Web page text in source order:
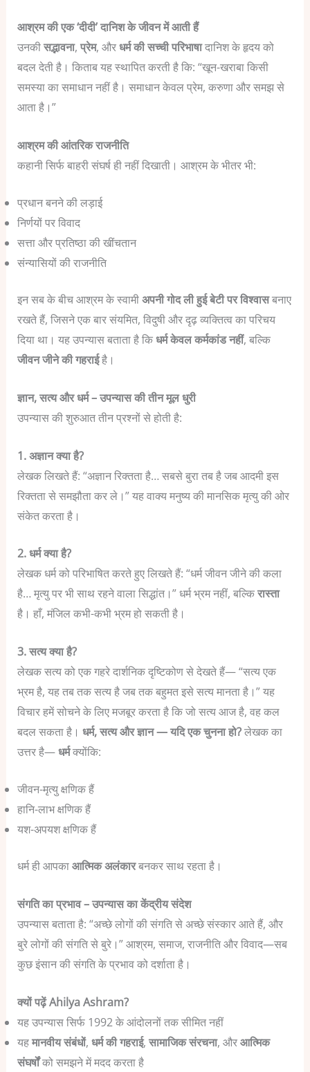
आश्रम की एक ‘दीदी’ दानिश के जीवन में आती हैं
उनकीसद्भावना, प्रेम, औरधर्म की सच्ची परिभाषादानिश के हृदय को
बदल देती है। किताब यह स्थापित करती है कि: “खून-खराबा किसी
समस्या का समाधान नहीं है। समाधान केवल प्रेम, करुणा और समझ से
आता है।”
आश्रम की आंतरिक राजनीति
कहानी सिर्फ बाहरी संघर्ष ही नहीं दिखाती। आश्रम के भीतर भी:
प्रधान बनने की लड़ाई
निर्णयों पर विवाद
सत्ता और प्रतिष्ठा की खींचतान
संन्यासियों की राजनीति
इन सब के बीच आश्रम के स्वामीअपनी गोद ली हुई बेटी पर विश्वासबनाए
रखते हैं, जिसने एक बार संयमित, विदुषी और दृढ़ व्यक्तित्व का परिचय
दिया था। यह उपन्यास बताता है किधर्म केवल कर्मकांड नहीं, बल्कि
जीवन जीने की गहराईहै।
ज्ञान, सत्य और धर्म – उपन्यास की तीन मूल धुरी
उपन्यास की शुरुआत तीन प्रश्नों से होती है:
1. अज्ञान क्या है?
लेखक लिखते हैं: “अज्ञान रिक्तता है… सबसे बुरा तब है जब आदमी इस
रिक्तता से समझौता कर ले।”यह वाक्य मनुष्य की मानसिक मृत्यु की ओर
संकेत करता है।
2. धर्म क्या है?
लेखक धर्म को परिभाषित करते हुए लिखते हैं: “धर्म जीवन जीने की कला
है… मृत्यु पर भी साथ रहने वाला सिद्धांत।”धर्म भ्रम नहीं, बल्किरास्ता
है। हाँ, मंजिल कभी-कभी भ्रम हो सकती है।
3. सत्य क्या है?
लेखक सत्य को एक गहरे दार्शनिक दृष्टिकोण से देखते हैं—“सत्य एक
भ्रम है, यह तब तक सत्य है जब तक बहुमत इसे सत्य मानता है।”यह
विचार हमें सोचने के लिए मजबूर करता है कि जो सत्य आज है, वह कल
बदल सकता है। धर्म, सत्य और ज्ञान — यदि एक चुनना हो?लेखक का
उत्तर है—धर्मक्योंकि:
जीवन-मृत्यु क्षणिक हैं
हानि-लाभ क्षणिक हैं
यश-अपयश क्षणिक हैं
धर्म ही आपकाआत्मिक अलंकारबनकर साथ रहता है।
संगति का प्रभाव – उपन्यास का केंद्रीय संदेश
उपन्यास बताता है: “अच्छे लोगों की संगति से अच्छे संस्कार आते हैं, और
बुरे लोगों की संगति से बुरे।”आश्रम, समाज, राजनीति और विवाद—सब
कुछ इंसान की संगति के प्रभाव को दर्शाता है।
क्यों पढ़ें Ahilya Ashram?
यह उपन्यास सिर्फ 1992 के आंदोलनों तक सीमित नहीं
यहमानवीय संबंधों, धर्म की गहराई, सामाजिक संरचना, औरआत्मिक
संघर्षोंको समझने में मदद करता है